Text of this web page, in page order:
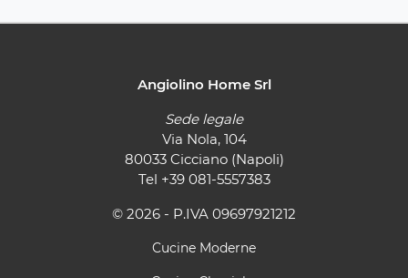
Angiolino Home Srl
Sede legale
Via Nola, 104
80033 Cicciano (Napoli)
Tel +39 081-5557383
© 2026 - P.IVA 09697921212
Cucine Moderne